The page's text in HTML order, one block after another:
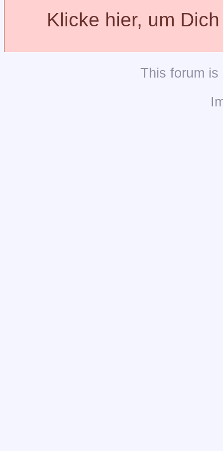
Klicke hier, um
This forum is